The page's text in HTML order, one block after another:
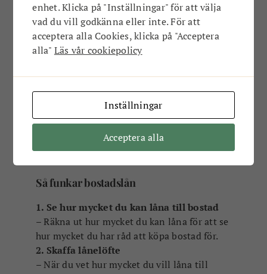
Till salu i Mörrum. Klicka på bilden och läs mer hos
Så funkar bostadslån
1. Se hur mycket du kan låna till bostad
– Räkna ut hur mycket du kan låna för att se
hur mycket du har råd att köpa bostad för.
2. Skaffa lånelöfte
– När du vet hur mycket du vill låna till
enhet. Klicka på "Inställningar" för att välja
vad du vill godkänna eller inte. För att
acceptera alla Cookies, klicka på "Acceptera
alla" Läs vår cookiepolicy
Inställningar
Acceptera alla